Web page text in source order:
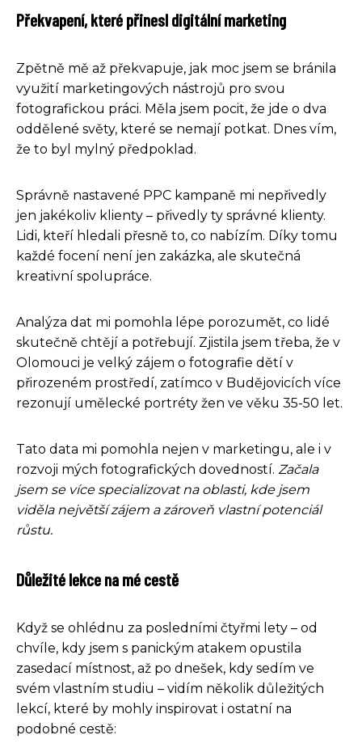
Překvapení, které přinesl digitální marketing
Zpětně mě až překvapuje, jak moc jsem se bránila
využití marketingových nástrojů pro svou
fotografickou práci. Měla jsem pocit, že jde o dva
oddělené světy, které se nemají potkat. Dnes vím,
že to byl mylný předpoklad.
Správně nastavené PPC kampaně mi nepřivedly
jen jakékoliv klienty – přivedly ty správné klienty.
Lidi, kteří hledali přesně to, co nabízím. Díky tomu
každé focení není jen zakázka, ale skutečná
kreativní spolupráce.
Analýza dat mi pomohla lépe porozumět, co lidé
skutečně chtějí a potřebují. Zjistila jsem třeba, že v
Olomouci je velký zájem o fotografie dětí v
přirozeném prostředí, zatímco v Budějovicích více
rezonují umělecké portréty žen ve věku 35-50 let.
Tato data mi pomohla nejen v marketingu, ale i v
rozvoji mých fotografických dovedností. Začala
jsem se více specializovat na oblasti, kde jsem
viděla největší zájem a zároveň vlastní potenciál
růstu.
Důležité lekce na mé cestě
Když se ohlédnu za posledními čtyřmi lety – od
chvíle, kdy jsem s panickým atakem opustila
zasedací místnost, až po dnešek, kdy sedím ve
svém vlastním studiu – vidím několik důležitých
lekcí, které by mohly inspirovat i ostatní na
podobné cestě: